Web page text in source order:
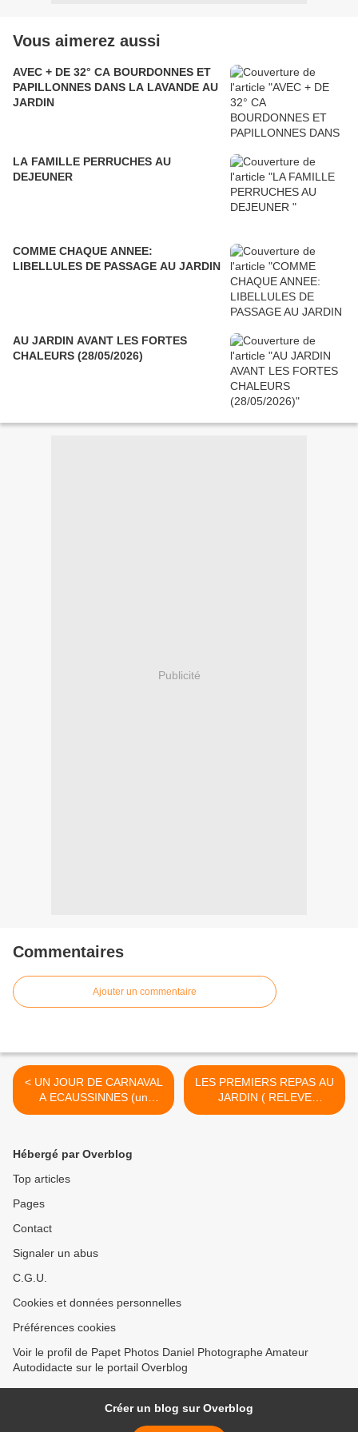
Vous aimerez aussi
AVEC + DE 32° CA BOURDONNES ET
PAPILLONNES DANS LA LAVANDE AU
JARDIN
LA FAMILLE PERRUCHES AU
DEJEUNER
COMME CHAQUE ANNEE:
LIBELLULES DE PASSAGE AU JARDIN
AU JARDIN AVANT LES FORTES
CHALEURS (28/05/2026)
Publicité
Commentaires
Ajouter un commentaire
< UN JOUR DE CARNAVAL
A ECAUSSINNES (un
Carnaval a voir )
LES PREMIERS REPAS AU
JARDIN ( RELEVE
ASSUREE) >
Hébergé par Overblog
Top articles
Pages
Contact
Signaler un abus
C.G.U.
Cookies et données personnelles
Préférences cookies
Voir le profil de Papet Photos Daniel Photographe Amateur
Autodidacte sur le portail Overblog
Créer un blog sur Overblog